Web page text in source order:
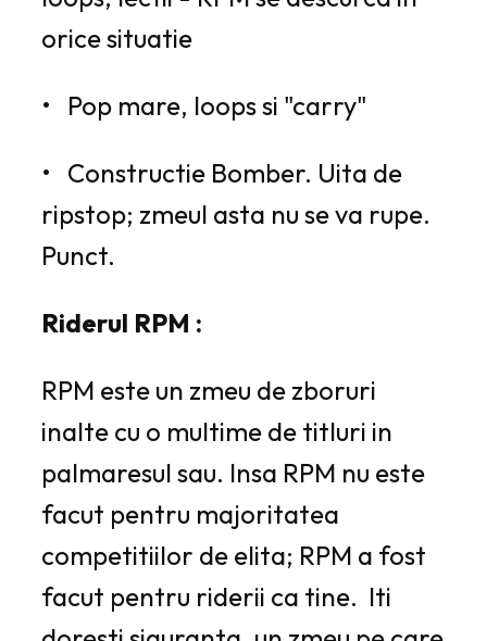
orice situatie
• Pop mare, loops si "carry"
• Constructie Bomber. Uita de
ripstop; zmeul asta nu se va rupe.
Punct.
Riderul RPM :
RPM este un zmeu de zboruri
inalte cu o multime de titluri in
palmaresul sau. Insa RPM nu este
facut pentru majoritatea
competitiilor de elita; RPM a fost
facut pentru riderii ca tine. Iti